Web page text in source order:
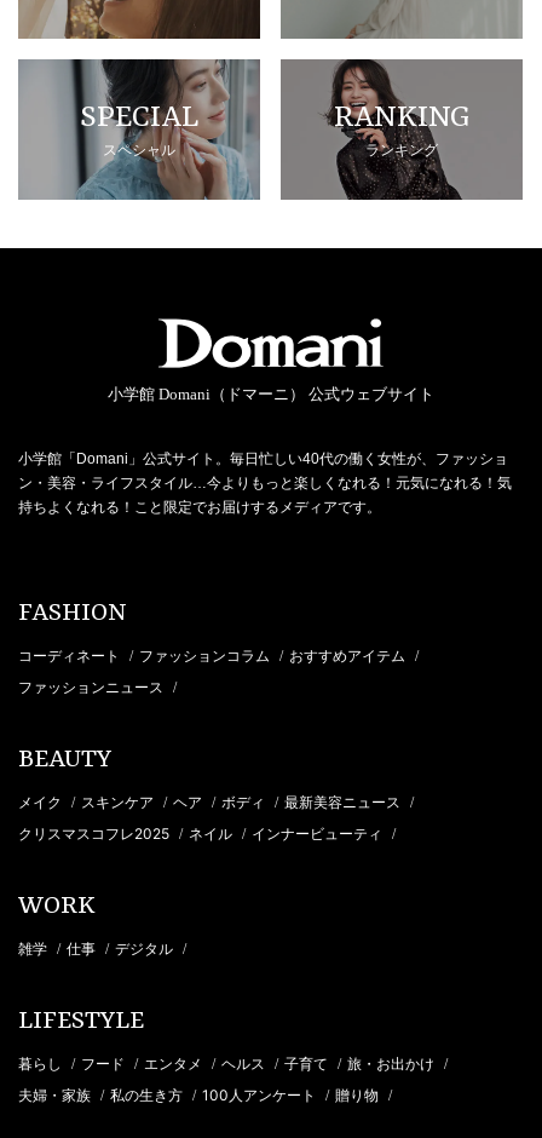
SPECIAL
スペシャル
RANKING
ランキング
小学館 Domani（ドマーニ） 公式ウェブサイト
小学館「Domani」公式サイト。毎日忙しい40代の働く女性が、ファッショ
ン・美容・ライフスタイル…今よりもっと楽しくなれる！元気になれる！気
持ちよくなれる！こと限定でお届けするメディアです。
FASHION
コーディネート / ファッションコラム / おすすめアイテム /
ファッションニュース /
BEAUTY
メイク / スキンケア / ヘア / ボディ / 最新美容ニュース /
クリスマスコフレ2025 / ネイル / インナービューティ /
WORK
雑学 / 仕事 / デジタル /
LIFESTYLE
暮らし / フード / エンタメ / ヘルス / 子育て / 旅・お出かけ /
夫婦・家族 / 私の生き方 / 100人アンケート / 贈り物 /